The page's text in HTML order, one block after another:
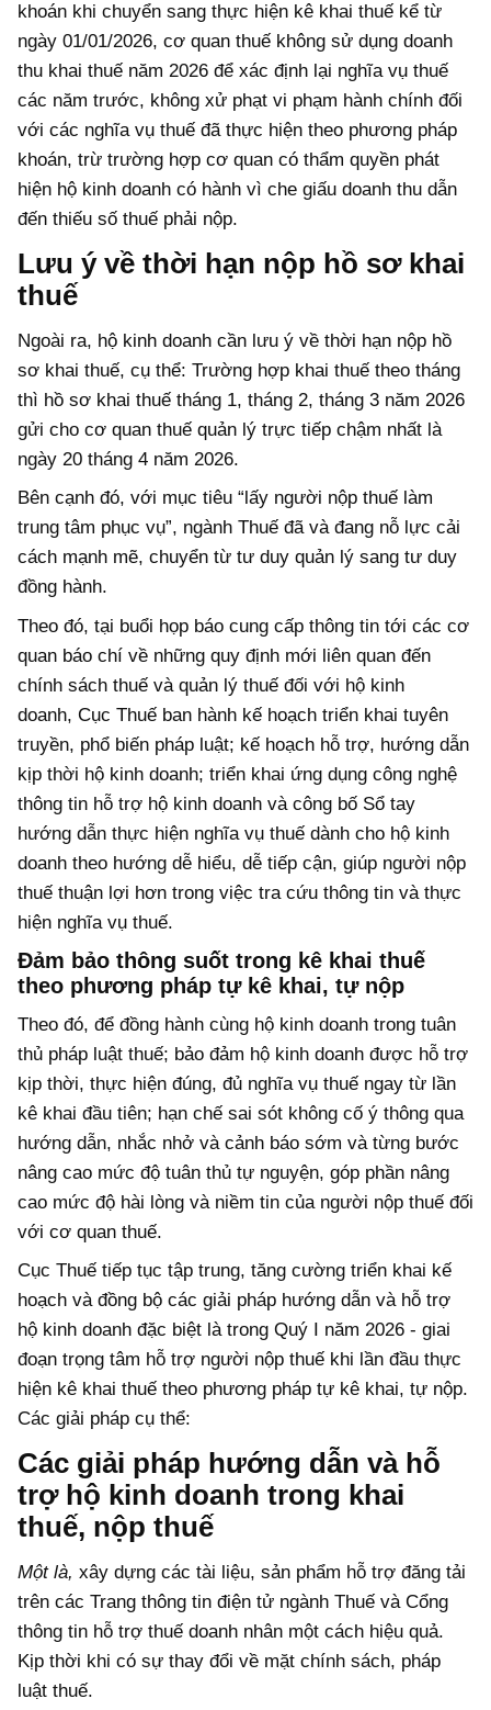
Video
Photo
khoán khi chuyển sang thực hiện kê khai thuế kể từ
ngày 01/01/2026, cơ quan thuế không sử dụng doanh
thu khai thuế năm 2026 để xác định lại nghĩa vụ thuế
các năm trước, không xử phạt vi phạm hành chính đối
với các nghĩa vụ thuế đã thực hiện theo phương pháp
khoán, trừ trường hợp cơ quan có thẩm quyền phát
hiện hộ kinh doanh có hành vì che giấu doanh thu dẫn
đến thiếu số thuế phải nộp.
Lưu ý về thời hạn nộp hồ sơ khai
thuế
Ngoài ra, hộ kinh doanh cần lưu ý về thời hạn nộp hồ
sơ khai thuế, cụ thể: Trường hợp khai thuế theo tháng
thì hồ sơ khai thuế tháng 1, tháng 2, tháng 3 năm 2026
gửi cho cơ quan thuế quản lý trực tiếp chậm nhất là
ngày 20 tháng 4 năm 2026.
Bên cạnh đó, với mục tiêu “lấy người nộp thuế làm
trung tâm phục vụ”, ngành Thuế đã và đang nỗ lực cải
cách mạnh mẽ, chuyển từ tư duy quản lý sang tư duy
đồng hành.
Theo đó, tại buổi họp báo cung cấp thông tin tới các cơ
quan báo chí về những quy định mới liên quan đến
chính sách thuế và quản lý thuế đối với hộ kinh
doanh, Cục Thuế ban hành kế hoạch triển khai tuyên
truyền, phổ biến pháp luật; kế hoạch hỗ trợ, hướng dẫn
kịp thời hộ kinh doanh; triển khai ứng dụng công nghệ
thông tin hỗ trợ hộ kinh doanh và công bố Sổ tay
hướng dẫn thực hiện nghĩa vụ thuế dành cho hộ kinh
doanh theo hướng dễ hiểu, dễ tiếp cận, giúp người nộp
thuế thuận lợi hơn trong việc tra cứu thông tin và thực
hiện nghĩa vụ thuế.
Đảm bảo thông suốt trong kê khai thuế
theo phương pháp tự kê khai, tự nộp
Theo đó, để đồng hành cùng hộ kinh doanh trong tuân
thủ pháp luật thuế; bảo đảm hộ kinh doanh được hỗ trợ
kịp thời, thực hiện đúng, đủ nghĩa vụ thuế ngay từ lần
kê khai đầu tiên; hạn chế sai sót không cố ý thông qua
hướng dẫn, nhắc nhở và cảnh báo sớm và từng bước
nâng cao mức độ tuân thủ tự nguyện, góp phần nâng
cao mức độ hài lòng và niềm tin của người nộp thuế đối
với cơ quan thuế.
Cục Thuế tiếp tục tập trung, tăng cường triển khai kế
hoạch và đồng bộ các giải pháp hướng dẫn và hỗ trợ
hộ kinh doanh đặc biệt là trong Quý I năm 2026 - giai
đoạn trọng tâm hỗ trợ người nộp thuế khi lần đầu thực
hiện kê khai thuế theo phương pháp tự kê khai, tự nộp.
Các giải pháp cụ thể:
Các giải pháp hướng dẫn và hỗ
trợ hộ kinh doanh trong khai
thuế, nộp thuế
Một là, xây dựng các tài liệu, sản phẩm hỗ trợ đăng tải
trên các Trang thông tin điện tử ngành Thuế và Cổng
thông tin hỗ trợ thuế doanh nhân một cách hiệu quả.
Kịp thời khi có sự thay đổi về mặt chính sách, pháp
luật thuế.